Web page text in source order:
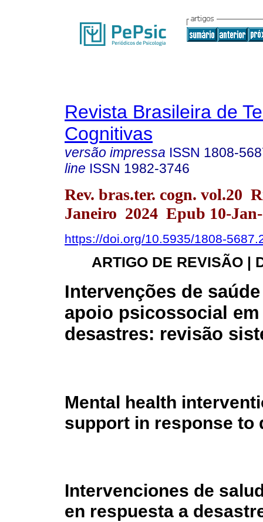
Revista Brasileira de
Cognitivas
versão impressa ISSN 1808-
line ISSN 1982-3746
Rev. bras.ter. cogn. vol.20
Janeiro 2024 Epub 10-
https://doi.org/10.5935/1808-
ARTIGO DE REVISÃO |
Intervenções de
apoio psicossocial
desastres: revisão
Mental health
support in response
Intervenciones de
en respuesta a